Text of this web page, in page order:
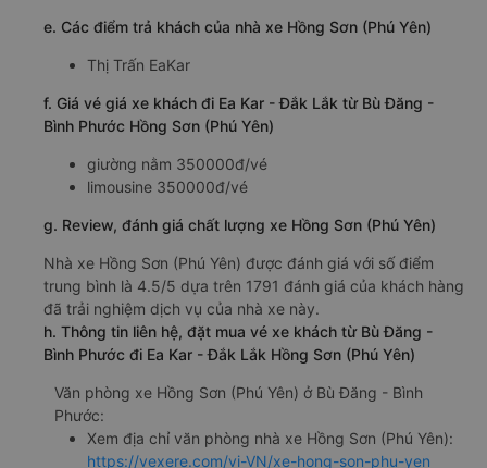
e. Các điểm trả khách của nhà xe Hồng Sơn (Phú Yên)
Thị Trấn EaKar
f. Giá vé giá xe khách đi Ea Kar - Đắk Lắk từ Bù Đăng -
Bình Phước Hồng Sơn (Phú Yên)
giường nằm 350000đ/vé
limousine 350000đ/vé
g. Review, đánh giá chất lượng xe Hồng Sơn (Phú Yên)
Nhà xe Hồng Sơn (Phú Yên) được đánh giá với số điểm
trung bình là 4.5/5 dựa trên 1791 đánh giá của khách hàng
đã trải nghiệm dịch vụ của nhà xe này.
h. Thông tin liên hệ, đặt mua vé xe khách từ Bù Đăng -
Bình Phước đi Ea Kar - Đắk Lắk Hồng Sơn (Phú Yên)
Văn phòng xe Hồng Sơn (Phú Yên) ở Bù Đăng - Bình
Phước:
Xem địa chỉ văn phòng nhà xe Hồng Sơn (Phú Yên):
https://vexere.com/vi-VN/xe-hong-son-phu-yen